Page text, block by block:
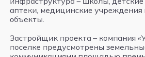
аптеки, медицинские учреждения
объекты.
Застройщик проекта – компания
поселке предусмотрены